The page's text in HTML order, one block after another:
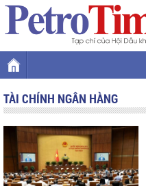
TÀI CHÍNH NGÂN HÀNG